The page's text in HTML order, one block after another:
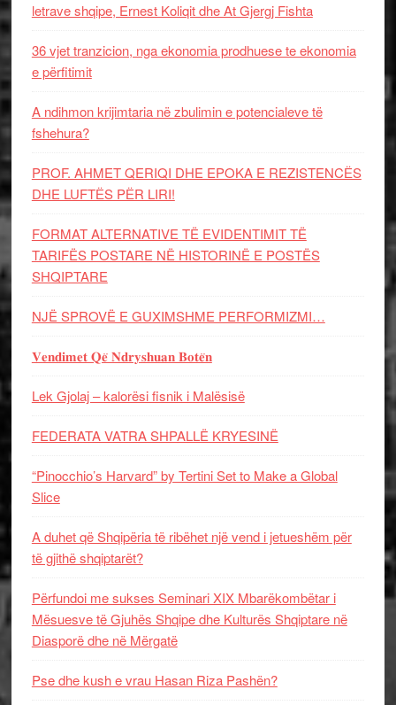
letrave shqipe, Ernest Koliqit dhe At Gjergj Fishta
36 vjet tranzicion, nga ekonomia prodhuese te ekonomia
e përfitimit
A ndihmon krijimtaria në zbulimin e potencialeve të
fshehura?
PROF. AHMET QERIQI DHE EPOKA E REZISTENCЁS
DHE LUFTЁS PЁR LIRI!
FORMAT ALTERNATIVE TË EVIDENTIMIT TË
TARIFËS POSTARE NË HISTORINË E POSTËS
SHQIPTARE
NJË SPROVË E GUXIMSHME PERFORMIZMI…
𝐕𝐞𝐧𝐝𝐢𝐦𝐞𝐭 𝐐𝐞̈ 𝐍𝐝𝐫𝐲𝐬𝐡𝐮𝐚𝐧 𝐁𝐨𝐭𝐞̈𝐧
Lek Gjolaj – kalorësi fisnik i Malësisë
FEDERATA VATRA SHPALLË KRYESINË
“Pinocchio’s Harvard” by Tertini Set to Make a Global
Slice
A duhet që Shqipëria të ribëhet një vend i jetueshëm për
të gjithë shqiptarët?
Përfundoi me sukses Seminari XIX Mbarëkombëtar i
Mësuesve të Gjuhës Shqipe dhe Kulturës Shqiptare në
Diasporë dhe në Mërgatë
Pse dhe kush e vrau Hasan Riza Pashën?